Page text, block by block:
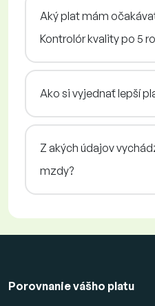
Aký plat mám
Kontrolór kvality po 5
Ako si vyjednať lepší
Z akých údajov
mzdy?
Porovnanie vášho platu